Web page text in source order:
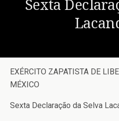
Sexta
EXÉRCITO ZAPATISTA DE
MÉXICO
Sexta Declaração da Selva